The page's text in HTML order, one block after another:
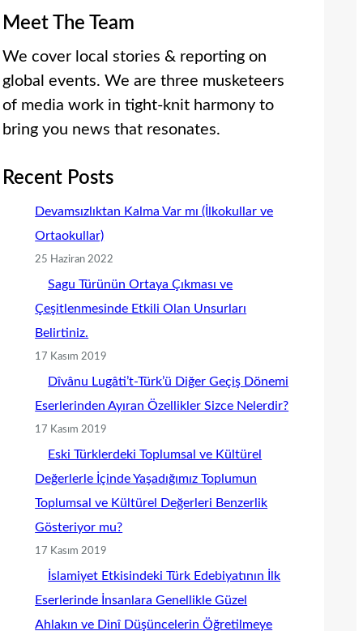
Meet The Team
We cover local stories & reporting on
global events. We are three musketeers
of media work in tight-knit harmony to
bring you news that resonates.
Recent Posts
Devamsızlıktan Kalma Var mı (İlkokullar ve
Ortaokullar)
25 Haziran 2022
Sagu Türünün Ortaya Çıkması ve
Çeşitlenmesinde Etkili Olan Unsurları
Belirtiniz.
17 Kasım 2019
Dîvânu Lugâti’t-Türk’ü Diğer Geçiş Dönemi
Eserlerinden Ayıran Özellikler Sizce Nelerdir?
17 Kasım 2019
Eski Türklerdeki Toplumsal ve Kültürel
Değerlerle İçinde Yaşadığımız Toplumun
Toplumsal ve Kültürel Değerleri Benzerlik
Gösteriyor mu?
17 Kasım 2019
İslamiyet Etkisindeki Türk Edebiyatının İlk
Eserlerinde İnsanlara Genellikle Güzel
Ahlakın ve Dinî Düşüncelerin Öğretilmeye